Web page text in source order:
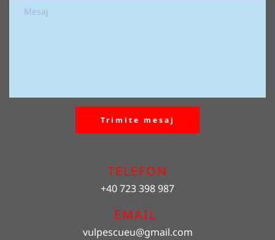
Trimite mesaj
TELEFON
+40 723 398 987
EMAIL
vulpescueu@gmail.com